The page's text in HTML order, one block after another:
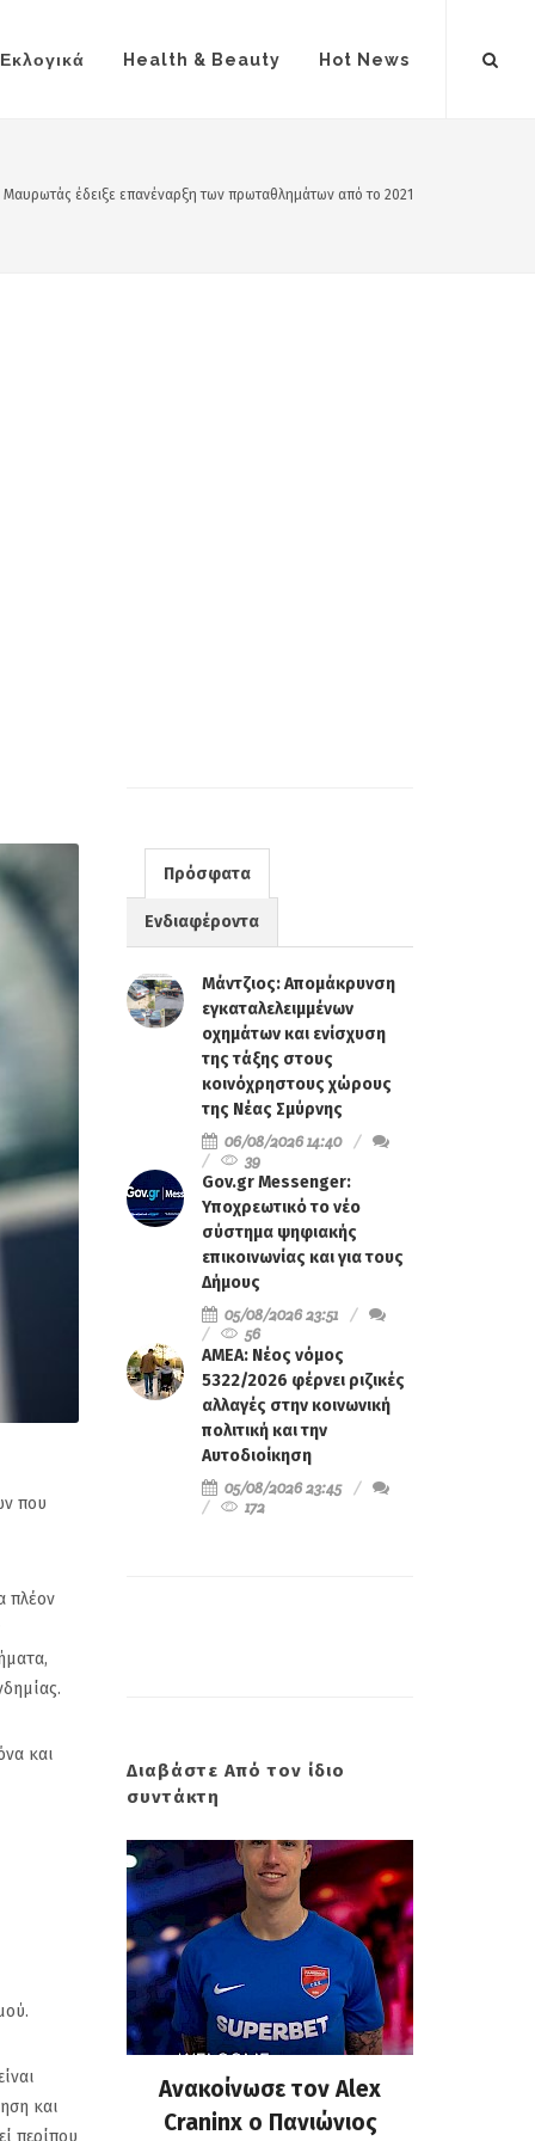
Εκλογικά Health & Beauty Hot News
έδειξε επανέναρξη των πρωταθλημάτων από το 2021
που
πλέον
και
και
Πρόσφατα
Ενδιαφέροντα
Μάντζιος: Απομάκρυνση
εγκαταλελειμμένων
οχημάτων και ενίσχυση
της τάξης στους
κοινόχρηστους χώρους
της Νέας Σμύρνης
06/08/2026 14:40
39
Gov.gr Messenger:
Υποχρεωτικό το νέο
σύστημα ψηφιακής
επικοινωνίας και για τους
Δήμους
05/08/2026 23:51
56
ΑΜΕΑ: Νέος νόμος
5322/2026 φέρνει ριζικές
αλλαγές στην κοινωνική
πολιτική και την
Αυτοδιοίκηση
05/08/2026 23:45
172
Διαβάστε Από τον ίδιο
συντάκτη
Κώστα
Ανακοίνωσε τον Alex
Craninx ο Πανιώνιος